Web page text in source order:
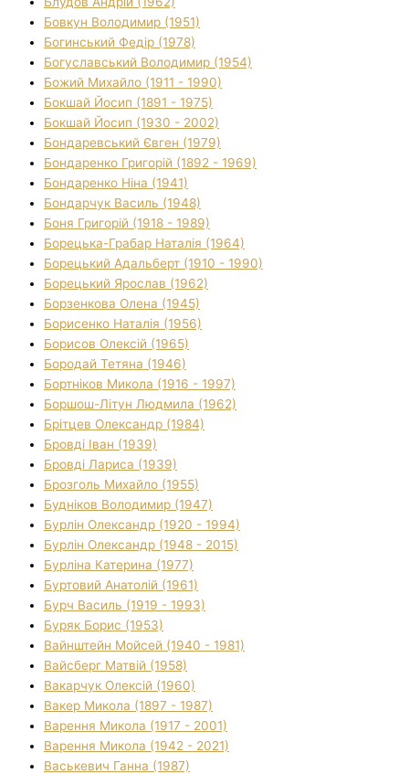
Бовкун Володимир (1951)
Богинський Федір (1978)
Богуславський Володимир (1954)
Божий Михайло (1911 - 1990)
Бокшай Йосип (1891 - 1975)
Бокшай Йосип (1930 - 2002)
Бондаревський Євген (1979)
Бондаренко Григорій (1892 - 1969)
Бондаренко Ніна (1941)
Бондарчук Василь (1948)
Боня Григорій (1918 - 1989)
Борецька-Грабар Наталія (1964)
Борецький Адальберт (1910 - 1990)
Борецький Ярослав (1962)
Борзенкова Олена (1945)
Борисенко Наталія (1956)
Борисов Олексій (1965)
Бородай Тетяна (1946)
Бортніков Микола (1916 - 1997)
Боршош-Літун Людмила (1962)
Брітцев Олександр (1984)
Бровді Іван (1939)
Бровді Лариса (1939)
Брозголь Михайло (1955)
Будніков Володимир (1947)
Бурлін Олександр (1920 - 1994)
Бурлін Олександр (1948 - 2015)
Бурліна Катерина (1977)
Буртовий Анатолій (1961)
Бурч Василь (1919 - 1993)
Буряк Борис (1953)
Вайнштейн Мойсей (1940 - 1981)
Вайсберг Матвій (1958)
Вакарчук Олексій (1960)
Вакер Микола (1897 - 1987)
Варення Микола (1917 - 2001)
Варення Микола (1942 - 2021)
Васькевич Ганна (1987)